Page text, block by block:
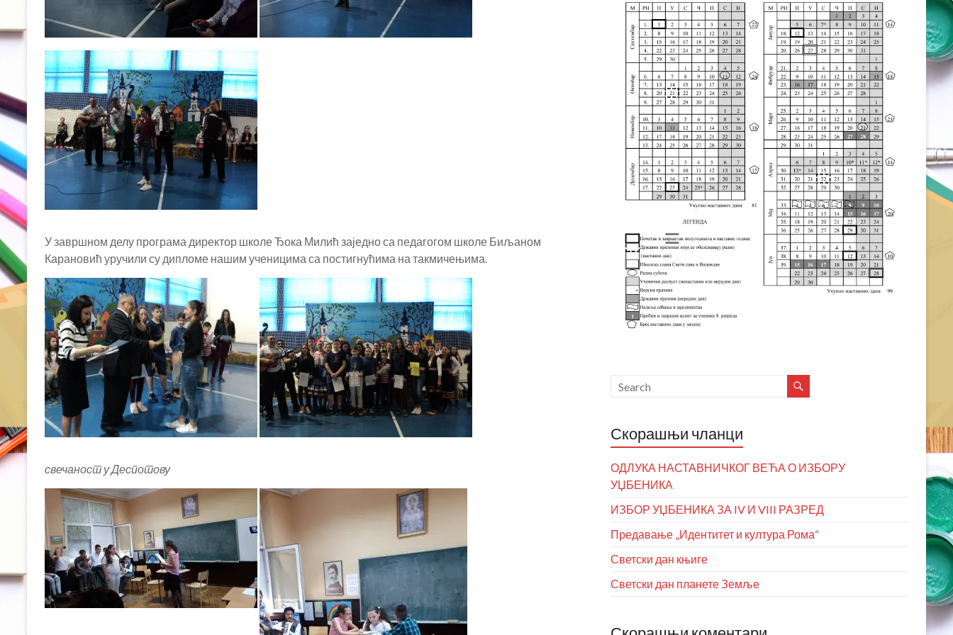
У завршном делу програма директор школе Ђока Милић заједно са педагогом школе Биљаном
Карановић уручили су дипломе нашим ученицима са постигнућима на такмичењима.
свечаност у Деспотову
Скорашњи чланци
ОДЛУКА НАСТАВНИЧКОГ ВЕЋА О ИЗБОРУ
УЏБЕНИКА
ИЗБОР УЏБЕНИКА ЗА IV И VIII РАЗРЕД
Предавање „Идентитет и култура Рома“
Светски дан књиге
Светски дан планете Земље